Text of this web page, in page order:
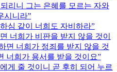
리니 그는 은혜를 모르는 자와
시니라
심 같이 너희도 자비하라
너희가 비판을 받지 않을 것이
면 너희가 정죄를 받지 않을 것
너희가 용서를 받을 것이요
게 줄 것이니 곧 후히 되어 누르